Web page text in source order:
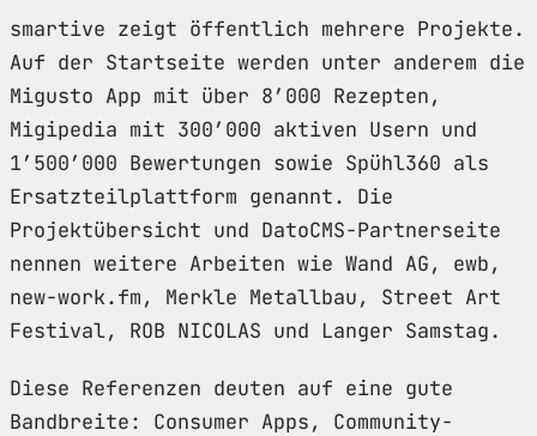
smartive zeigt öffentlich mehrere Projekte.
Auf der Startseite werden unter anderem die
Migusto App mit über 8’000 Rezepten,
Migipedia mit 300’000 aktiven Usern und
1’500’000 Bewertungen sowie Spühl360 als
Ersatzteilplattform genannt. Die
Projektübersicht und DatoCMS-Partnerseite
nennen weitere Arbeiten wie Wand AG, ewb,
new-work.fm, Merkle Metallbau, Street Art
Festival, ROB NICOLAS und Langer Samstag.
Diese Referenzen deuten auf eine gute
Bandbreite: Consumer Apps, Community-